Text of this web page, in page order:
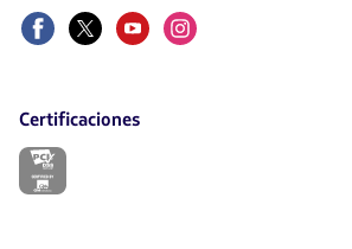
FacebookTwitterYoutubeInstagram
Certificaciones
El